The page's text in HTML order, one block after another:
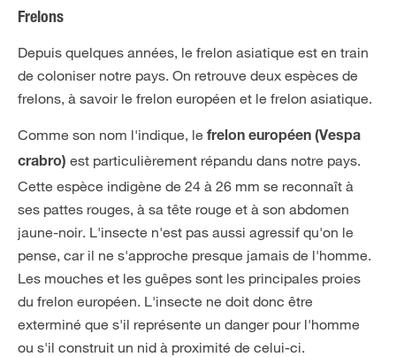
Frelons
Depuis quelques années, le frelon asiatique est en train
de coloniser notre pays. On retrouve deux espèces de
frelons, à savoir le frelon européen et le frelon asiatique.
Comme son nom l'indique, le frelon européen (Vespa
crabro) est particulièrement répandu dans notre pays.
Cette espèce indigène de 24 à 26 mm se reconnaît à
ses pattes rouges, à sa tête rouge et à son abdomen
jaune-noir. L'insecte n'est pas aussi agressif qu'on le
pense, car il ne s'approche presque jamais de l'homme.
Les mouches et les guêpes sont les principales proies
du frelon européen. L'insecte ne doit donc être
exterminé que s'il représente un danger pour l'homme
ou s'il construit un nid à proximité de celui-ci.